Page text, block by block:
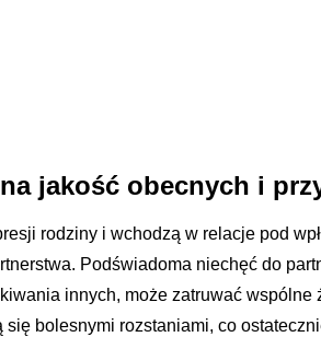
jakość obecnych i
rodziny i wchodzą w relacje pod
Podświadoma niechęć do
innych, może zatruwać wspólne
się bolesnymi rozstaniami, co